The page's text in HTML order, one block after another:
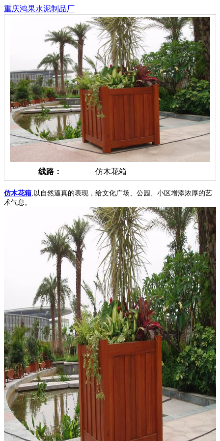
重庆鸿果水泥制品厂
线路： 仿木花箱
仿木花箱,以自然逼真的表现，给文化广场、公园、小区增添浓厚的艺
术气息。